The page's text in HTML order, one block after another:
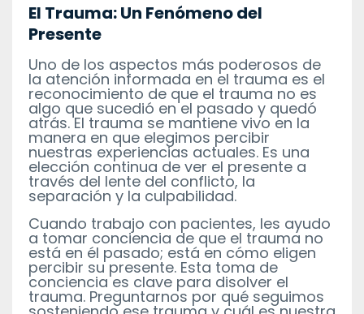
El Trauma: Un Fenómeno del
Presente
Uno de los aspectos más poderosos de
la atención informada en el trauma es el
reconocimiento de que el trauma no es
algo que sucedió en el pasado y quedó
atrás. El trauma se mantiene vivo en la
manera en que elegimos percibir
nuestras experiencias actuales. Es una
elección continua de ver el presente a
través del lente del conflicto, la
separación y la culpabilidad.
Cuando trabajo con pacientes, les ayudo
a tomar conciencia de que el trauma no
está en él pasado; está en cómo eligen
percibir su presente. Esta toma de
conciencia es clave para disolver el
trauma. Preguntarnos por qué seguimos